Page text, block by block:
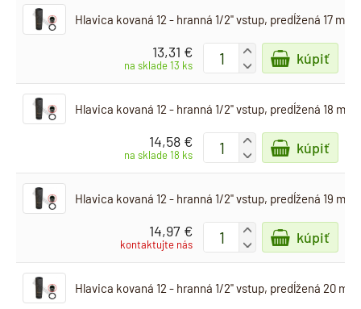
Hlavica kovaná 12 - hranná 1/2" vstup, predĺžená 17 mm
13,31 €
na sklade 13 ks
+
-
kúpiť
Hlavica kovaná 12 - hranná 1/2" vstup, predĺžená 18 mm
14,58 €
na sklade 18 ks
+
-
kúpiť
Hlavica kovaná 12 - hranná 1/2" vstup, predĺžená 19 mm
14,97 €
kontaktujte nás
+
-
kúpiť
Hlavica kovaná 12 - hranná 1/2" vstup, predĺžená 20 mm